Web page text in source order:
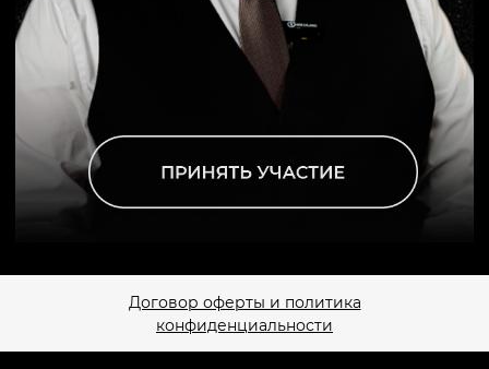
Договор оферты и политика
конфиденциальности